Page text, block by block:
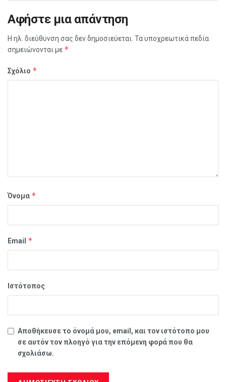
Αφήστε μια απάντηση
Η ηλ. διεύθυνση σας δεν δημοσιεύεται. Τα υποχρεωτικά πεδία
σημειώνονται με *
Σχόλιο *
Όνομα *
Email *
Ιστότοπος
Αποθήκευσε το όνομά μου, email, και τον ιστότοπο μου
σε αυτόν τον πλοηγό για την επόμενη φορά που θα
σχολιάσω.